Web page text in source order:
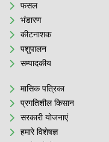
फसल
भंडारण
कीटनाशक
पशुपालन
सम्पादकीय
मासिक पत्रिका
प्रगतिशील किसान
सरकारी योजनाएं
हमारे विशेषज्ञ